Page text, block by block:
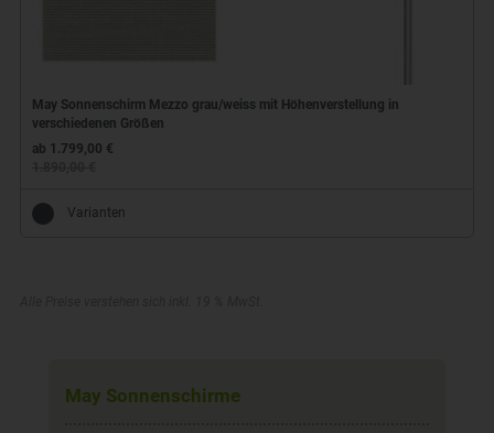
May Sonnenschirm Mezzo grau/weiss mit Höhenverstellung in
verschiedenen Größen
ab 1.799,00 €
Varianten
May Sonnenschirme